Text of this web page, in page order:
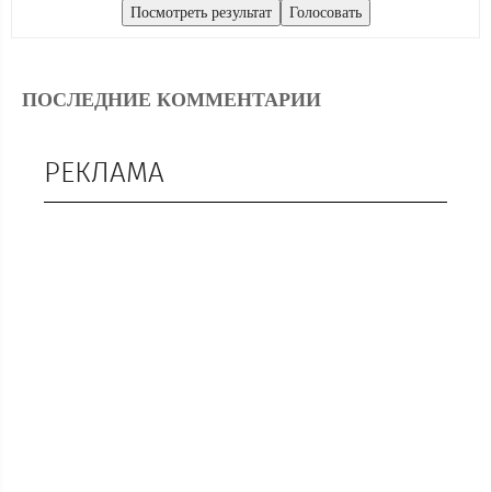
ПОСЛЕДНИЕ КОММЕНТАРИИ
РЕКЛАМА